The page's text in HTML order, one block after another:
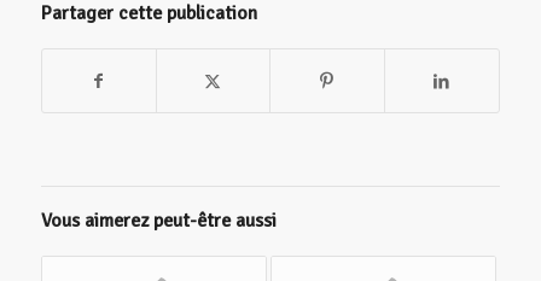
Partager cette publication
Vous aimerez peut-être aussi